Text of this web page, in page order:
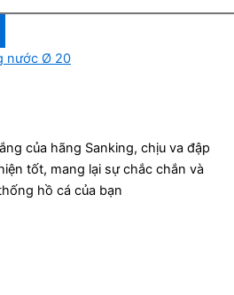
nước Ø 20
của hãng Sanking, chịu va đập
tốt, mang lại sự chắc chắn và
hồ cá của bạn